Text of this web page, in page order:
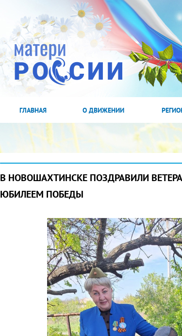
ГЛАВНАЯ О ДВИЖЕНИИ
В НОВОШАХТИНСКЕ ПОЗДРАВИЛИ
ЮБИЛЕЕМ ПОБЕДЫ
2022 ГОД ПРОВОЗГЛАШЕН ГОДОМ
МАТЕРИ В ЯКУТИИ
19.12.2021